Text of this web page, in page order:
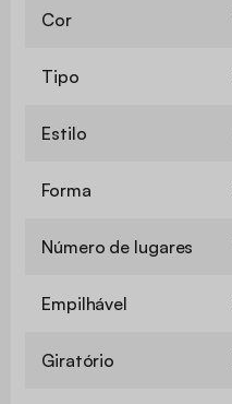
Cor
Tipo
Estilo
Forma
Número de lugares
Empilhável
Giratório